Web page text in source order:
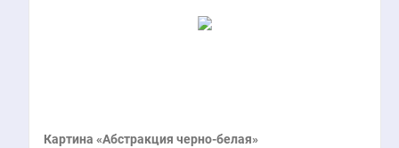
Картина «Абстракция черно-белая»